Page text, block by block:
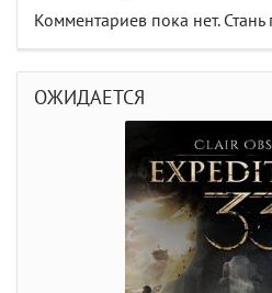
Комментариев пока нет.
ОЖИДАЕТСЯ